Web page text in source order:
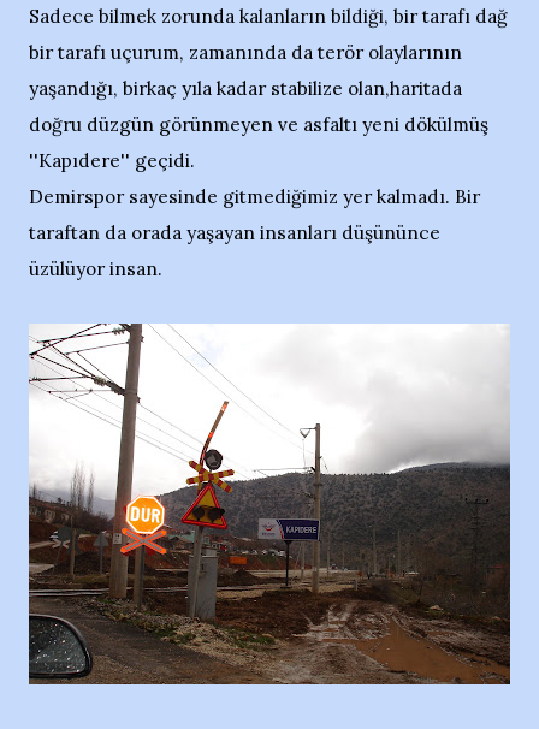
Sadece bilmek zorunda kalanların bildiği, bir tarafı dağ
bir tarafı uçurum, zamanında da terör olaylarının
yaşandığı, birkaç yıla kadar stabilize olan,haritada
doğru düzgün görünmeyen ve asfaltı yeni dökülmüş
''Kapıdere'' geçidi.
Demirspor sayesinde gitmediğimiz yer kalmadı. Bir
taraftan da orada yaşayan insanları düşününce
üzülüyor insan.